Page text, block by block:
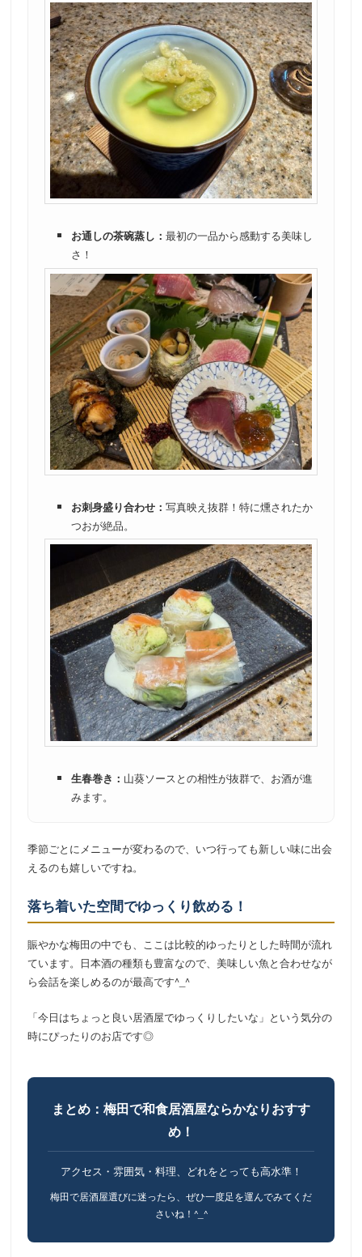
お通しの茶碗蒸し： 最初の一品から感動する美味し
さ！
お刺身盛り合わせ： 写真映え抜群！特に燻されたか
つおが絶品。
生春巻き： 山葵ソースとの相性が抜群で、お酒が進
みます。
季節ごとにメニューが変わるので、いつ行っても新しい味に出会
えるのも嬉しいですね。
落ち着いた空間でゆっくり飲める！
賑やかな梅田の中でも、ここは比較的ゆったりとした時間が流れ
ています。日本酒の種類も豊富なので、美味しい魚と合わせなが
ら会話を楽しめるのが最高です^_^
「今日はちょっと良い居酒屋でゆっくりしたいな」という気分の
時にぴったりのお店です◎
まとめ：梅田で和食居酒屋ならかなりおすす
め！
アクセス・雰囲気・料理、どれをとっても高水準！
梅田で居酒屋選びに迷ったら、ぜひ一度足を運んでみてくだ
さいね！^_^